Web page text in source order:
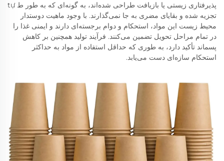
پذیرفتاری زیستی یا بازیافت طراحی شده‌اند، به گونه‌ای که به طور ط tự
تجزیه شده و بقایای مضری به جا نمی‌گذارند. با وجود ماهیت دوستدار
محیط زیست این مواد، استحکام و دوام برجسته‌ای دارند و ایمنی غذا را
در تمام مراحل تحویل تضمین می‌کنند. فرآیند تولید همچنین بر کاهش
پسماند تأکید دارد، به طوری که حداقل استفاده از مواد به حداکثر
استحکام سازه‌ای دست می‌یابد.